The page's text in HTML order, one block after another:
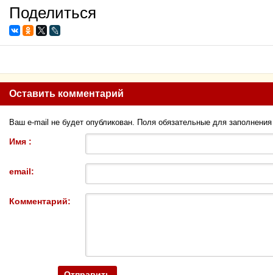
Поделиться
Оставить комментарий
Ваш e-mail не будет опубликован. Поля обязательные для
Имя :
email:
Комментарий: